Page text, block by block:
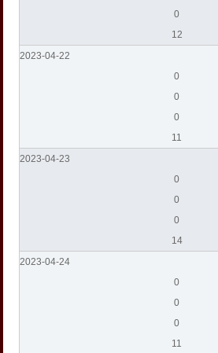
0
12
2023-04-22
0
0
0
11
2023-04-23
0
0
0
14
2023-04-24
0
0
0
11